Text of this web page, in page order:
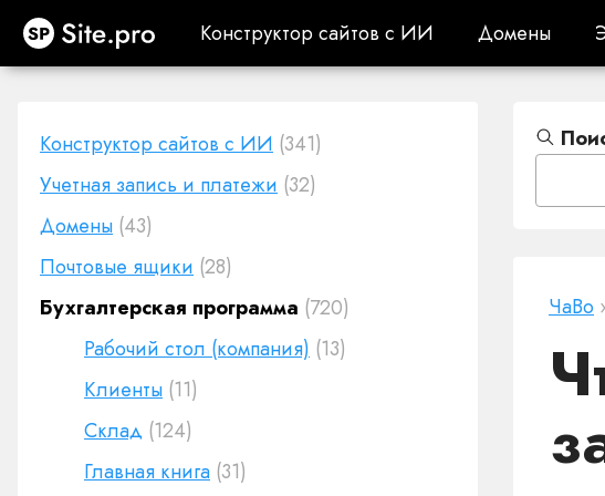
Site.pro Конструктор сайтов с ИИ
Конструктор сайтов с ИИ Домены
Домены
Конструктор сайтов с ИИ (341)
Учетная запись и платежи (32)
Домены (43)
Почтовые ящики (28)
Бухгалтерская программа (720)
Рабочий стол (компания) (13)
Клиенты (11)
Cклад (124)
Главная книга (31)
ЧаВо ›